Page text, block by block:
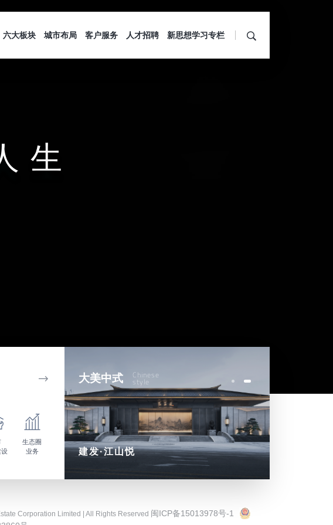
六大板块 城市布局 客户服务 人才招聘 新思想学习专栏 
生

设
生态圈
业务
大美中式 Chinese
style
建发·江山悦
Corporation Limited | All Rights Reserved 闽ICP备15013978号-1